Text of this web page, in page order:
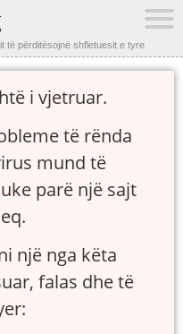
të përditësojnë shfletuesit e tyre
i vjetruar.
të rënda
mund të
parë një sajt
një nga këta
falas dhe të